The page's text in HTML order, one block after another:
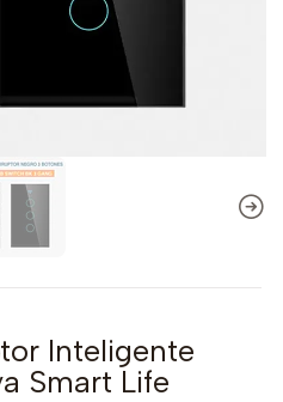
Inteligente
Smart Life